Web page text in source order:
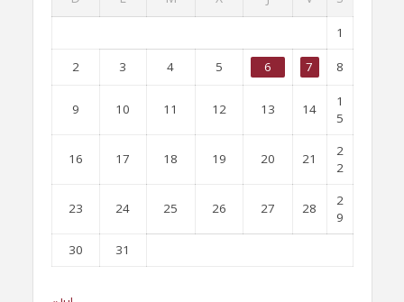
1
2 3 4 5 6 7 8
9 10 11 12 13 14
1
5
16 17 18 19 20 21
2
2
23 24 25 26 27 28
2
9
30
31